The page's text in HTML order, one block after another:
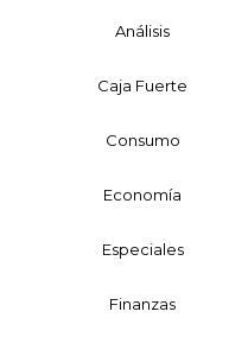
Análisis
Caja Fuerte
Consumo
Economía
Especiales
Finanzas